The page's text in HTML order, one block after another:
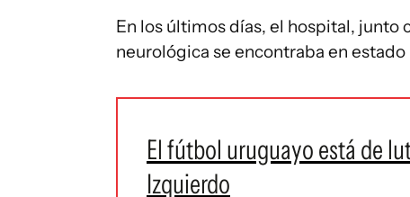
En los últimos días, el hospital, junto
neurológica se encontraba en estado
El fútbol uruguayo está de
Izquierdo